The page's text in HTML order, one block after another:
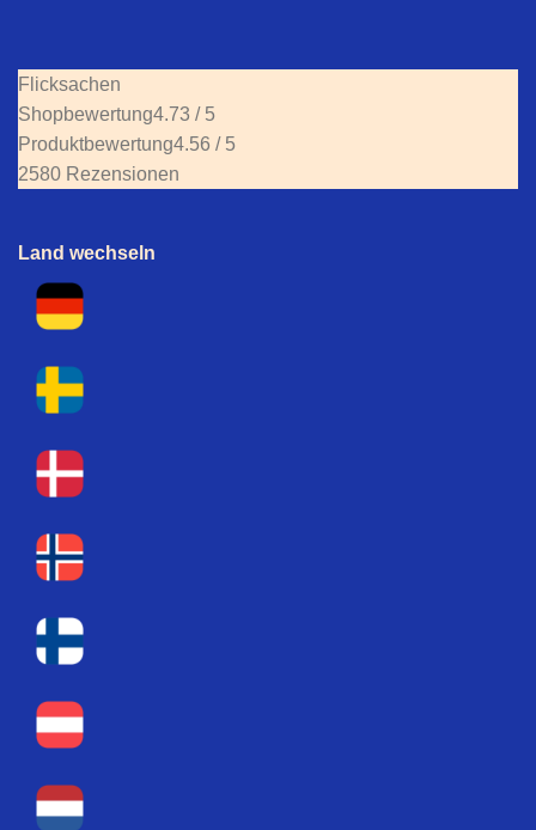
Flicksachen
Shopbewertung4.73 / 5
Produktbewertung4.56 / 5
2580 Rezensionen
Land wechseln